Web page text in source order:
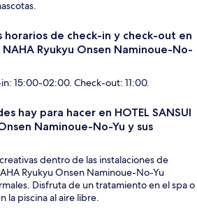
horarios de check-in y check-out en
NAHA Ryukyu Onsen Naminoue-No-
15:00-02:00. Check-out: 11:00.
hay para hacer en HOTEL SANSUI
Naminoue-No-Yu y sus
dentro de las instalaciones de
Ryukyu Onsen Naminoue-No-Yu
Disfruta de un tratamiento en el spa o
la piscina al aire libre.